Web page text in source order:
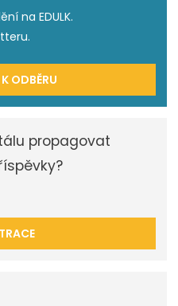
na EDULK.
ODBĚRU
propagovat